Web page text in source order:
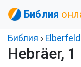
Библия
Библия ›
Hebräer, 1